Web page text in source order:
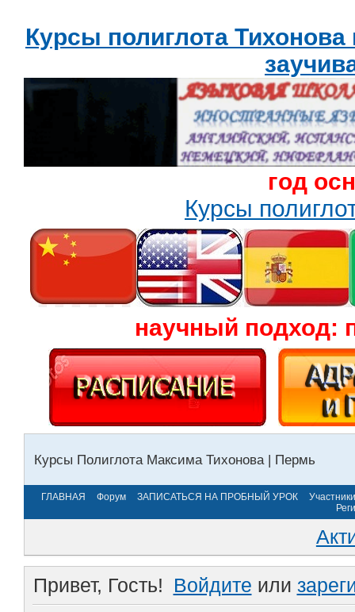
Курсы полиглота
год
Курсы
научный подход:
Курсы Полиглота Максима Тихонова | Пермь
ГЛАВНАЯ Форум ЗАПИСАТЬСЯ НА ПРОБНЫЙ УРОК
Участники
Привет, Гость! Войдите или